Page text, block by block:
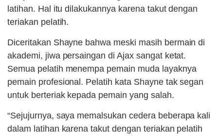
latihan. Hal itu dilakukannya karena takut dengan
teriakan pelatih.
Diceritakan Shayne bahwa meski masih bermain di
akademi, jiwa persaingan di Ajax sangat ketat.
Semua pelatih menempa pemain muda layaknya
pemain profesional. Pelatih kata Shayne tak segan
untuk berteriak kepada pemain yang salah.
“Sejujurnya, saya memalsukan cedera beberapa kali
dalam latihan karena takut dengan teriakan pelatih